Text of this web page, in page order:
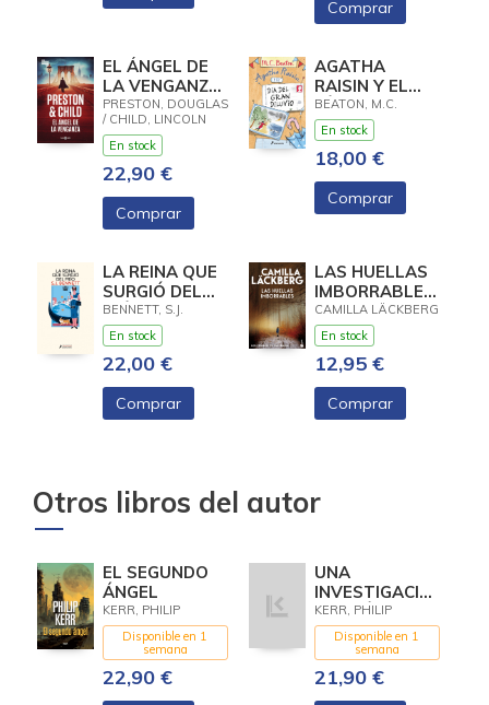
Comprar
EL ÁNGEL DE
LA VENGANZA
(INSPECTOR
PENDERGAST
22)
PRESTON, DOUGLAS
/ CHILD, LINCOLN
En stock
22,90 €
Comprar
AGATHA
RAISIN Y EL
DÍA DEL GRAN
DILUVIO
(AGATHA
RAISIN 12)
BEATON, M.C.
En stock
18,00 €
Comprar
LA REINA QUE
SURGIÓ DEL
FRÍO (SU
MAJESTAD, LA
REINA
INVESTIGADORA
5)
BENNETT, S.J.
En stock
22,00 €
Comprar
LAS HUELLAS
IMBORRABLES
(LOS
CRIMENES DE
FJALLBACK
CAMILLA LÄCKBERG
En stock
12,95 €
Comprar
Otros libros del autor
EL SEGUNDO
ÁNGEL
KERR, PHILIP
Disponible en 1
semana
22,90 €
UNA
INVESTIGACIÓN
FILOSÓFICA
KERR, PHILIP
Disponible en 1
semana
21,90 €